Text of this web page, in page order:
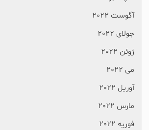
آگوست 2022
جولای 2022
ژوئن 2022
می 2022
آوریل 2022
مارس 2022
فوریه 2022